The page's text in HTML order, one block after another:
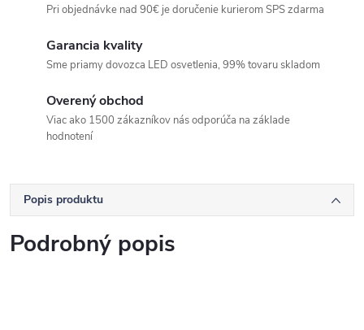
Pri objednávke nad 90€ je doručenie kurierom SPS zdarma
Garancia kvality
Sme priamy dovozca LED osvetlenia, 99% tovaru skladom
Overený obchod
Viac ako 1500 zákazníkov nás odporúča na základe
hodnotení
Popis produktu
Podrobný popis